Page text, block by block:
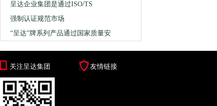
呈达企业集团是通过ISO/TS
强制认证规范市场
“呈达”牌系列产品通过国家质量安
关注呈达集团 友情链接